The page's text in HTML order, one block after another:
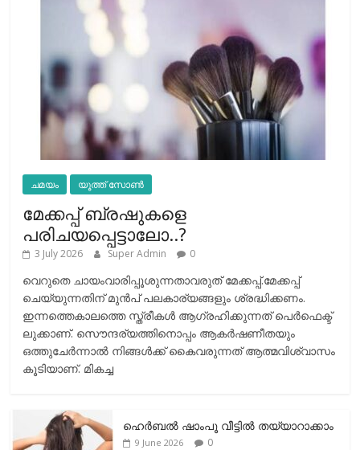
ചമയം യൂത്ത് സോൺ
മേക്കപ്പ് ബ്രഷുകളെ
പരിചയപ്പെട്ടാലോ..?
3 July 2026 Super Admin 0
വെറുതെ ചായംവാരിപ്പൂശുന്നതാവരുത് മേക്കപ്പ്.മേക്കപ്പ്
ചെയ്യുന്നതിന് മുന്‍പ് പലകാര്യങ്ങളും ശ്രദ്ധിക്കണം.
ഇന്നത്തെകാലത്തെ സ്ത്രീകള്‍ ആഗ്രഹിക്കുന്നത് പെര്‍ഫെക്ട്
ലുക്കാണ്. സൌന്ദര്യത്തിനൊപ്പം ആകര്‍ഷണീതയും
ഒത്തുചേര്‍ന്നാല്‍ നിങ്ങള്‍ക്ക് കൈവരുന്നത് ആത്മവിശ്വാസം
കൂടിയാണ്. മികച്ച
ഹെര്‍ബല്‍ ഷാംപൂ വീട്ടില്‍ തയ്യാറാക്കാം
9 June 2026 0